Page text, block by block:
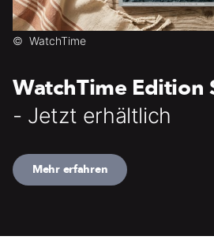
© WatchTime
WatchTime Edition
- Jetzt erhältlich
Mehr erfahren